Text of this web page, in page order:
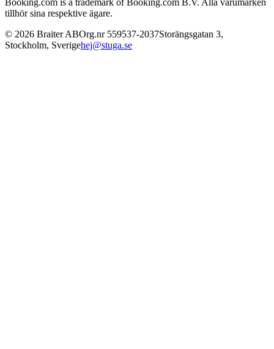
tillhör sina respektive ägare.
© 2026 Braiter ABOrg.nr 559537-2037Storängsgatan 3,
Stockholm, Sverigehej@stuga.se